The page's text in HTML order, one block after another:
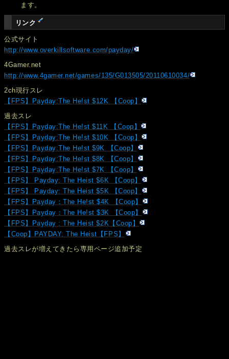
ます。
リンク
公式サイト
http://www.overkillsoftware.com/payday/
4Gamer.net
http://www.4gamer.net/games/135/G013505/20110610034/
2ch現行スレ
【FPS】Payday:The He!st $12K 【Coop】
過去スレ
【FPS】Payday:The He!st $11K 【Coop】
【FPS】Payday:The He!st $10K 【Coop】
【FPS】Payday:The He!st $9K 【Coop】
【FPS】Payday:The He!st $8K 【Coop】
【FPS】Payday:The He!st $7K 【Coop】
【FPS】 Payday: The Heist $6K 【Coop】
【FPS】 Payday: The Heist $5K 【Coop】
【FPS】Payday：The He!st $4K 【Coop】
【FPS】Payday：The He!st $3K 【Coop】
【FPS】Payday : The Heist $2K【Coop】
【Coop】PAYDAY: The Heist【FPS】
過去スレが増えてきたら専用ページ追加予定